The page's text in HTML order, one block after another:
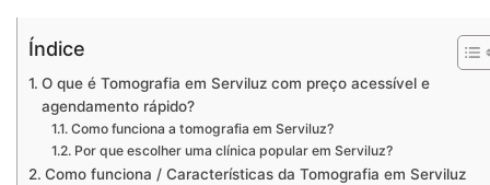
Índice
O que é Tomografia em Serviluz com preço acessível e
agendamento rápido?
Como funciona a tomografia em Serviluz?
Por que escolher uma clínica popular em Serviluz?
Como funciona / Características da Tomografia em Serviluz